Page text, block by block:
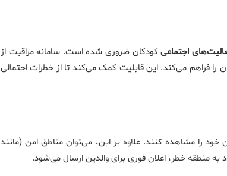
اجتماعیکودکان ضروری شده است. سامانه مراقبت از
فراهم می‌کند. این قابلیت کمک می‌کند تا از خطرات احتمالی
را مشاهده کنند. علاوه بر این، می‌توان مناطق امن (مانند
به منطقه خطر، اعلان فوری برای والدین ارسال می‌شود.